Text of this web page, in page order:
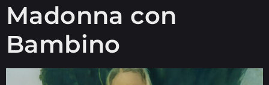
Madonna con
Bambino